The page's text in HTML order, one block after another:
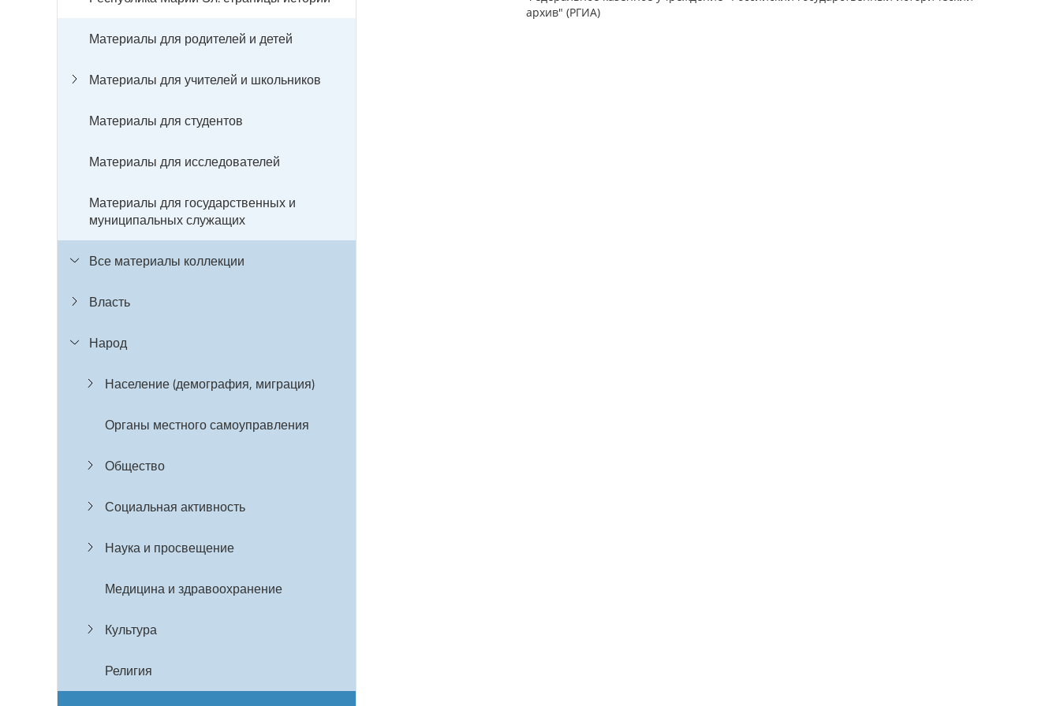
Материалы для родителей и детей
Материалы для учителей и школьников
Материалы для студентов
Материалы для исследователей
Материалы для государственных и
муниципальных служащих
Все материалы коллекции
Власть
Народ
Население (демография, миграция)
Органы местного самоуправления
Общество
Социальная активность
Наука и просвещение
Медицина и здравоохранение
Культура
Религия
архив" (РГИА)